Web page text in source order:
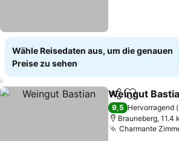
Wähle Reisedaten aus, um die genauen
Preise zu sehen
TeilenZu
Weingut
9,5 Hervorragend
Brauneberg, 11.4
Charmante